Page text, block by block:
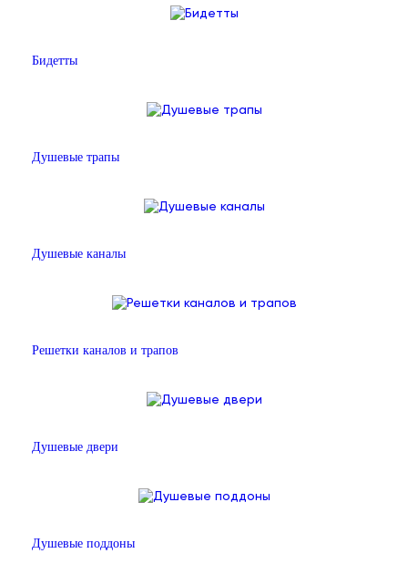
Бидетты
Душевые трапы
Душевые каналы
Решетки каналов и трапов
Душевые двери
Душевые поддоны